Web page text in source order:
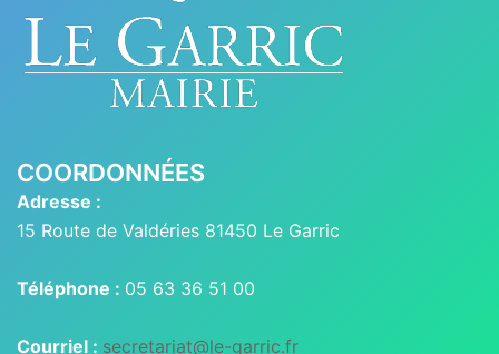
COORDONNÉES
Adresse :
15 Route de Valdéries 81450 Le Garric
Téléphone : 05 63 36 51 00
Courriel : secretariat@le-garric.fr